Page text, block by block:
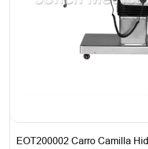
EOT200002 Carro Camilla